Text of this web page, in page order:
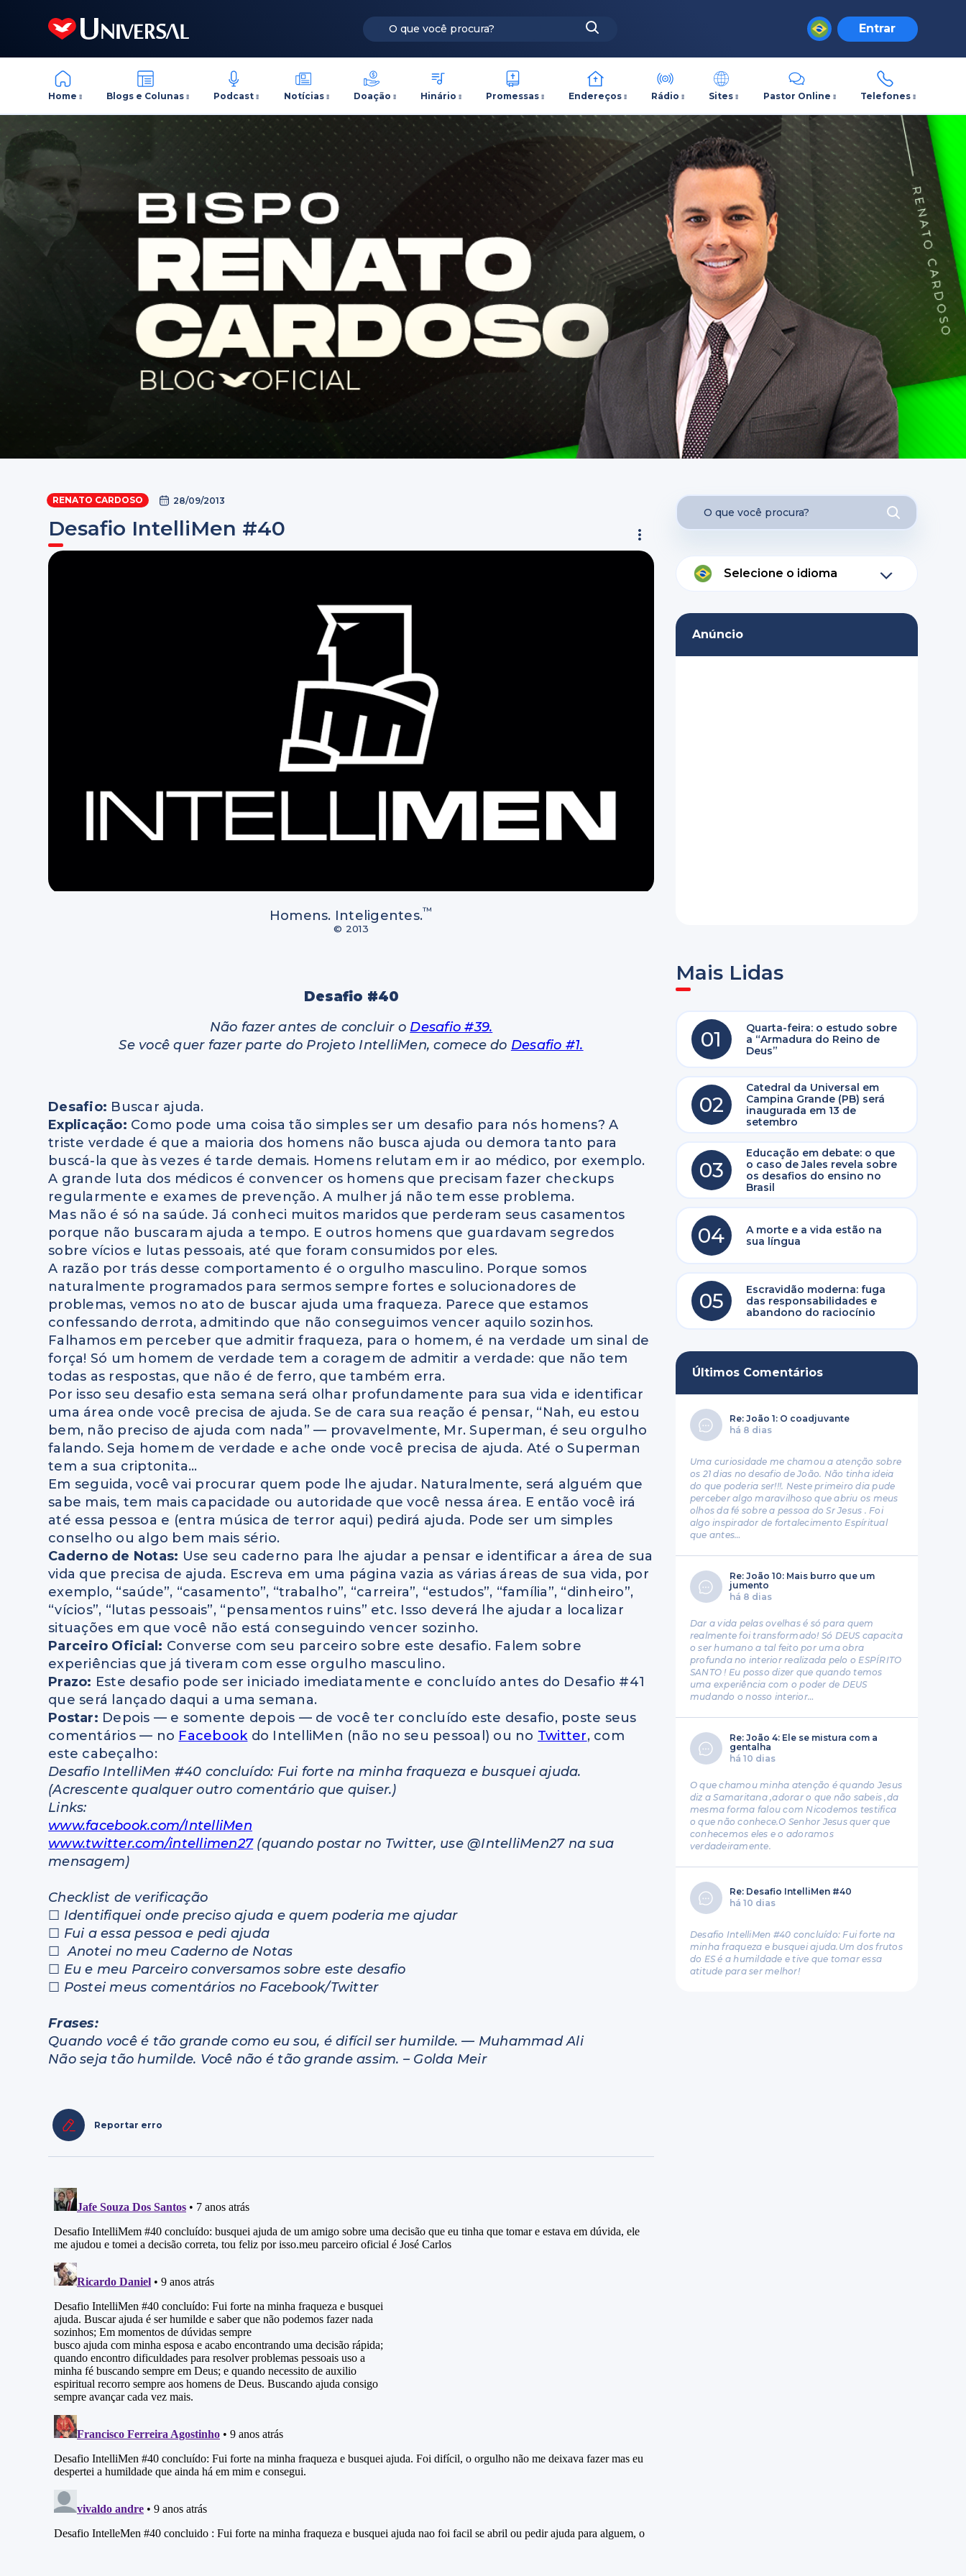
Entrar
Home Blogs e Colunas Podcast Notícias Doação Hinário Promessas Endereços Rádio Sites Pastor Online Telefones
RENATO CARDOSO 28/09/2013
Desafio IntelliMen #40
Homens. Inteligentes.™
© 2013
Desafio #40
Não fazer antes de concluir o Desafio #39.
Se você quer fazer parte do Projeto IntelliMen, comece do Desafio #1.
Desafio: Buscar ajuda.
Explicação: Como pode uma coisa tão simples ser um desafio para nós homens? A
triste verdade é que a maioria dos homens não busca ajuda ou demora tanto para
buscá-la que às vezes é tarde demais. Homens relutam em ir ao médico, por exemplo.
A grande luta dos médicos é convencer os homens que precisam fazer checkups
regularmente e exames de prevenção. A mulher já não tem esse problema.
Mas não é só na saúde. Já conheci muitos maridos que perderam seus casamentos
porque não buscaram ajuda a tempo. E outros homens que guardavam segredos
sobre vícios e lutas pessoais, até que foram consumidos por eles.
A razão por trás desse comportamento é o orgulho masculino. Porque somos
naturalmente programados para sermos sempre fortes e solucionadores de
problemas, vemos no ato de buscar ajuda uma fraqueza. Parece que estamos
confessando derrota, admitindo que não conseguimos vencer aquilo sozinhos.
Falhamos em perceber que admitir fraqueza, para o homem, é na verdade um sinal de
força! Só um homem de verdade tem a coragem de admitir a verdade: que não tem
todas as respostas, que não é de ferro, que também erra.
Por isso seu desafio esta semana será olhar profundamente para sua vida e identificar
uma área onde você precisa de ajuda. Se de cara sua reação é pensar, “Nah, eu estou
bem, não preciso de ajuda com nada” — provavelmente, Mr. Superman, é seu orgulho
falando. Seja homem de verdade e ache onde você precisa de ajuda. Até o Superman
tem a sua criptonita…
Em seguida, você vai procurar quem pode lhe ajudar. Naturalmente, será alguém que
sabe mais, tem mais capacidade ou autoridade que você nessa área. E então você irá
até essa pessoa e (entra música de terror aqui) pedirá ajuda. Pode ser um simples
conselho ou algo bem mais sério.
Caderno de Notas: Use seu caderno para lhe ajudar a pensar e identificar a área de sua
vida que precisa de ajuda. Escreva em uma página vazia as várias áreas de sua vida, por
exemplo, “saúde”, “casamento”, “trabalho”, “carreira”, “estudos”, “família”, “dinheiro”,
“vícios”, “lutas pessoais”, “pensamentos ruins” etc. Isso deverá lhe ajudar a localizar
situações em que você não está conseguindo vencer sozinho.
Parceiro Oficial: Converse com seu parceiro sobre este desafio. Falem sobre
experiências que já tiveram com esse orgulho masculino.
Prazo: Este desafio pode ser iniciado imediatamente e concluído antes do Desafio #41
que será lançado daqui a uma semana.
Postar: Depois — e somente depois — de você ter concluído este desafio, poste seus
comentários — no Facebookdo IntelliMen (não no seu pessoal) ou no Twitter, com
este cabeçalho:
Desafio IntelliMen #40 concluído: Fui forte na minha fraqueza e busquei ajuda.
(Acrescente qualquer outro comentário que quiser.)
Links:
www.facebook.com/IntelliMen
www.twitter.com/intellimen27 (quando postar no Twitter, use @IntelliMen27 na sua
mensagem)
Checklist de verificação
☐ Identifiquei onde preciso ajuda e quem poderia me ajudar
☐ Fui a essa pessoa e pedi ajuda
☐Anotei no meu Caderno de Notas
☐ Eu e meu Parceiro conversamos sobre este desafio
☐ Postei meus comentários no Facebook/Twitter
Frases:
Quando você é tão grande como eu sou, é difícil ser humilde. — Muhammad Ali
Não seja tão humilde. Você não é tão grande assim. – Golda Meir
Reportar erro
Selecione o idioma
Anúncio
Mais Lidas
01
Quarta-feira: o estudo sobre
a “Armadura do Reino de
Deus”
02
Catedral da Universal em
Campina Grande (PB) será
inaugurada em 13 de
setembro
03
Educação em debate: o que
o caso de Jales revela sobre
os desafios do ensino no
Brasil
04
A morte e a vida estão na
sua língua
05
Escravidão moderna: fuga
das responsabilidades e
abandono do raciocínio
Últimos Comentários
Re: João 1: O coadjuvante
há 8 dias
Uma curiosidade me chamou a atenção sobre
os 21 dias no desafio de João. Não tinha ideia
do que poderia ser!!!. Neste primeiro dia pude
perceber algo maravilhoso que abriu os meus
olhos da fé sobre a pessoa do Sr Jesus . Foi
algo inspirador de fortalecimento Espíritual
que antes…
Re: João 10: Mais burro que um
jumento
há 8 dias
Dar a vida pelas ovelhas é só para quem
realmente foi transformado! Só DEUS capacita
o ser humano a tal feito por uma obra
profunda no interior realizada pelo o ESPÍRITO
SANTO ! Eu posso dizer que quando temos
uma experiência com o poder de DEUS
mudando o nosso interior…
Re: João 4: Ele se mistura com a
gentalha
há 10 dias
O que chamou minha atenção é quando Jesus
diz a Samaritana ,adorar o que não sabeis ,da
mesma forma falou com Nicodemos testifica
o que não conhece.O Senhor Jesus quer que
conhecemos eles e o adoramos
verdadeiramente.
Re: Desafio IntelliMen #40
há 10 dias
Desafio IntelliMen #40 concluído: Fui forte na
minha fraqueza e busquei ajuda.Um dos frutos
do ES é a humildade e tive que tomar essa
atitude para ser melhor!